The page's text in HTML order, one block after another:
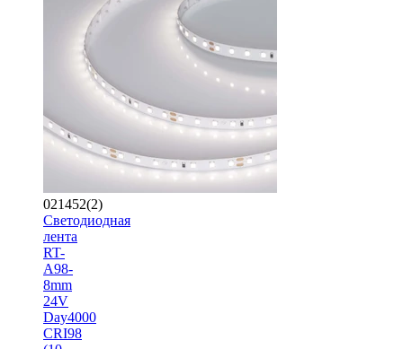
021452(2)
Светодиодная
лента
RT-
A98-
8mm
24V
Day4000
CRI98